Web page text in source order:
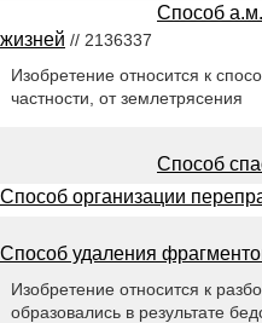
Способ
жизней // 2136337
Изобретение относится к
частности, от землетрясения
Способ
Способ организации
Способ удаления
Изобретение относится к
образовались в результате